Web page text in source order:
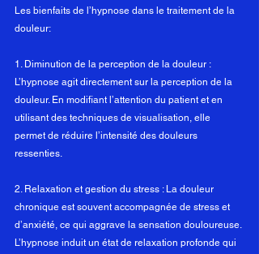
Les bienfaits de l’hypnose dans le traitement de la
douleur:
1. Diminution de la perception de la douleur :
L’hypnose agit directement sur la perception de la
douleur. En modifiant l’attention du patient et en
utilisant des techniques de visualisation, elle
permet de réduire l’intensité des douleurs
ressenties.
2. Relaxation et gestion du stress : La douleur
chronique est souvent accompagnée de stress et
d’anxiété, ce qui aggrave la sensation douloureuse.
L’hypnose induit un état de relaxation profonde qui